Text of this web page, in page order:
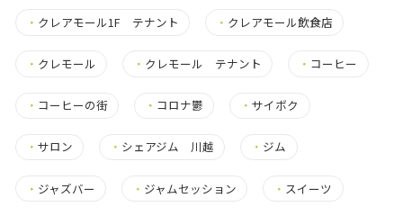
・ クレアモール1F テナント ・ クレアモール飲食店
・ クレモール ・ クレモール テナント ・ コーヒー
・ コーヒーの街 ・ コロナ鬱 ・サイボク
・ サロン ・ シェアジム 川越 ・ ジム
・ ジャズバー ・ ジャムセッション ・ スイーツ